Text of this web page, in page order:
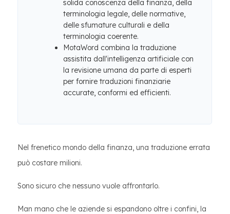
solida conoscenza della finanza, della
terminologia legale, delle normative,
delle sfumature culturali e della
terminologia coerente.
MotaWord combina la traduzione
assistita dall'intelligenza artificiale con
la revisione umana da parte di esperti
per fornire traduzioni finanziarie
accurate, conformi ed efficienti.
Nel frenetico mondo della finanza, una traduzione errata
può costare milioni.
Sono sicuro che nessuno vuole affrontarlo.
Man mano che le aziende si espandono oltre i confini, la